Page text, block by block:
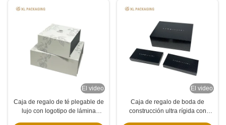
El video
Caja de regalo de té plegable de
lujo con logotipo de lámina
El video
Caja de regalo de boda de
construcción ultra rígida con